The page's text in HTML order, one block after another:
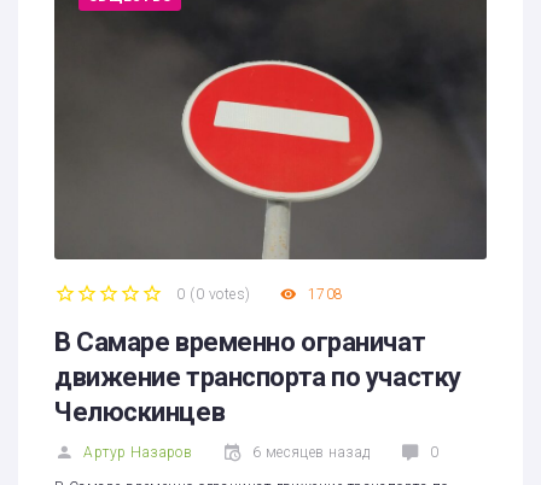
0 ( 0 votes) 1708
В Самаре временно ограничат
движение транспорта по участку
Челюскинцев
Артур Назаров 6 месяцев назад 0